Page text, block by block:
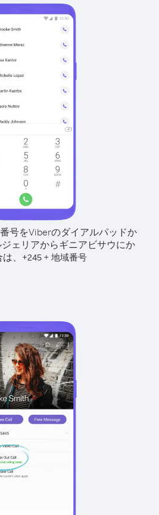
号をViberのダイアルパッドか
ジェリアからギニアビサウにか
、
+245+ 地域番号